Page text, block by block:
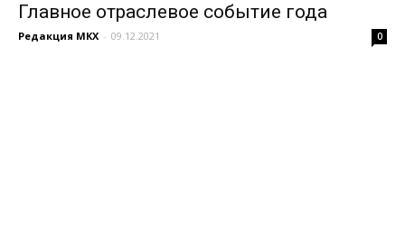
Главное отраслевое событие года
Редакция МКХ - 09.12.2021 0